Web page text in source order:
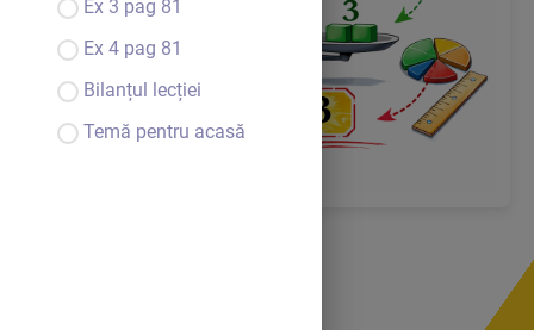
Ex 3 pag 81
Ex 4 pag 81
Bilanțul lecției
Temă pentru acasă